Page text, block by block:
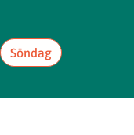
Söndag